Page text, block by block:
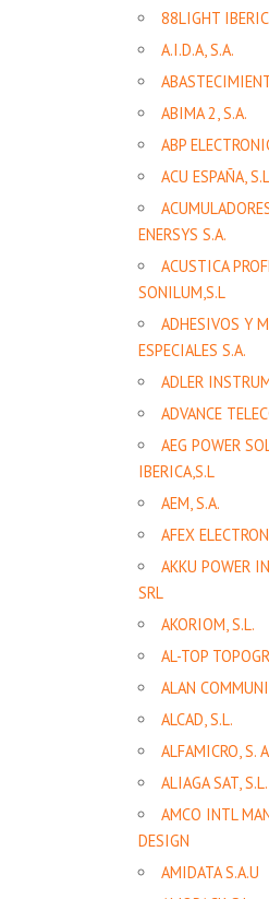
88LIGHT
A.I.D.A, S.A.
ABIMA 2, S.A.
ABP
ACU ESPAÑA,
ENERSYS S.A.
ACUSTICA
SONILUM,S.L
ADHESIVOS Y
ESPECIALES S.A.
ADLER
ADVANCE
AEG POWER
IBERICA,S.L
AEM, S.A.
AFEX
AKKU POWER
SRL
AKORIOM, S.L.
AL-TOP
ALAN
ALCAD, S.L.
ALFAMICRO, S.
ALIAGA SAT, S.L.
AMCO INTL
DESIGN
AMIDATA S.A.U